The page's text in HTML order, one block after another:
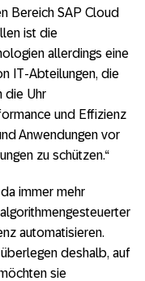
Bereich SAP Cloud
ist die
allerdings eine
IT-Abteilungen, die
die Uhr
und Effizienz
Anwendungen vor
zu schützen.“
immer mehr
automatisieren.
deshalb, auf
sie